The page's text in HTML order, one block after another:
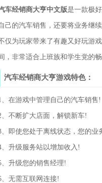
车经销商大亨中文版是一款极
己的汽车销售，还要将业务继
仅为玩家带来了有趣又好玩游
，非常适合上班族和学生党的
汽车经销商大亨游戏特色：
、在游戏中管理自己的汽车销售!
、不断扩大店面，解锁新车!
、即使您处于离线状态，您的业
、升级服务站以增加收入!
、升级您的销售经理!
、无需互联网连接!